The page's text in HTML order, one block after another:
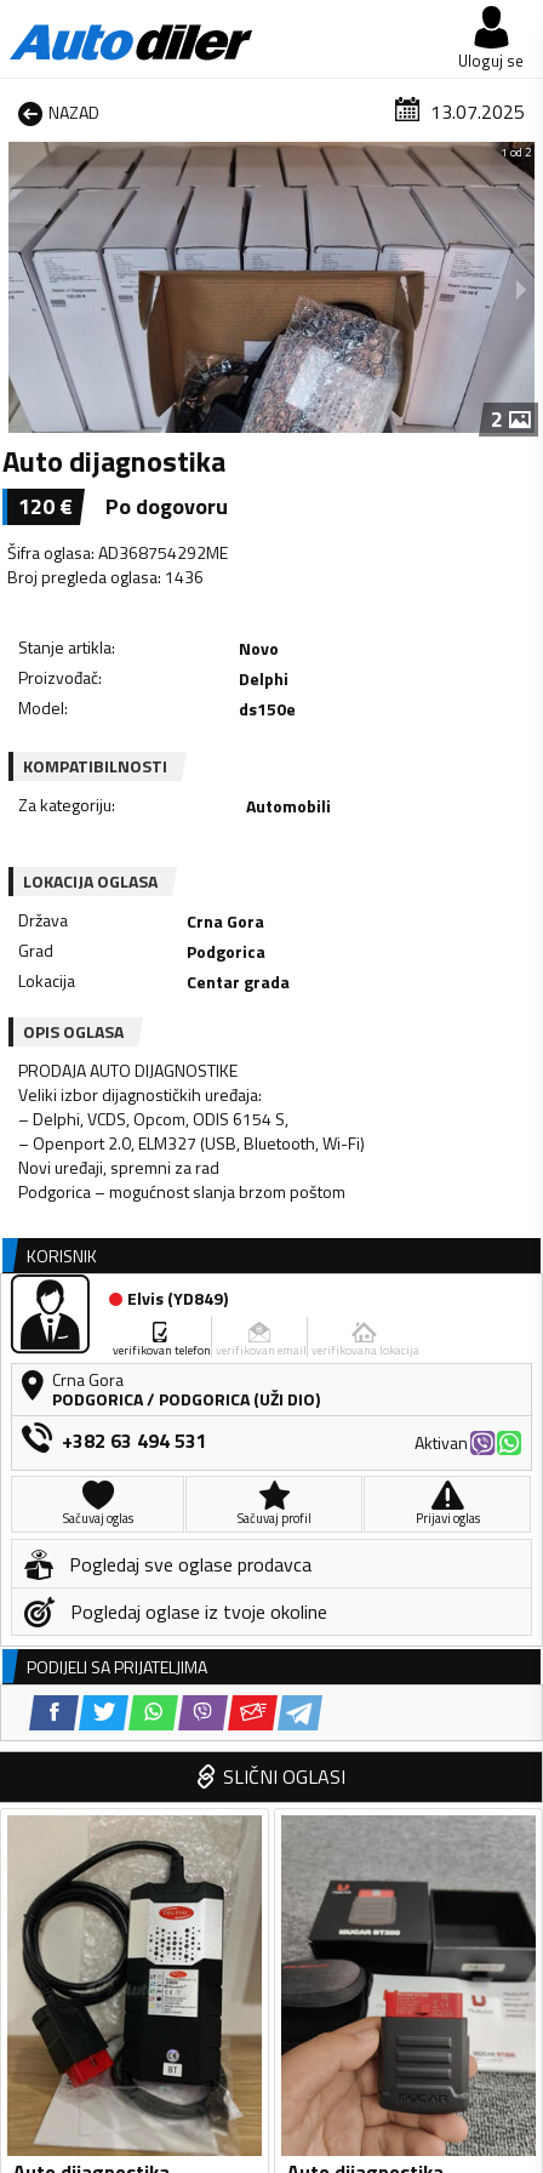
Uloguj se
NAZAD 13.07.2025
1 od 2
2
Auto dijagnostika
120€ Po dogovoru
Šifra oglasa:AD368754292ME
Broj pregleda oglasa: 1436
Stanje artikla:
Novo
Proizvođač:
Delphi
Model: ds150e
KOMPATIBILNOSTI
Za kategoriju: Automobili
LOKACIJA OGLASA
Država
Crna Gora
Grad
Podgorica
Lokacija
Centar grada
OPIS OGLASA
PRODAJA AUTO DIJAGNOSTIKE
Veliki izbor dijagnostičkih uređaja:
– Delphi, VCDS, Opcom, ODIS 6154 S,
– Openport 2.0, ELM327 (USB, Bluetooth, Wi-Fi)
Novi uređaji, spremni za rad
Podgorica – mogućnost slanja brzom poštom
KORISNIK
Elvis(YD849)
verifikovan telefon verifikovan email verifikovana lokacija
Crna Gora
PODGORICA/ PODGORICA (UŽI DIO)
+382 63 494 531 Aktivan
Sačuvaj oglas Sačuvaj profil Prijavi oglas
Pogledaj sve oglase prodavca
Pogledaj oglase iz tvoje okoline
PODIJELI SA PRIJATELJIMA
SLIČNI OGLASI